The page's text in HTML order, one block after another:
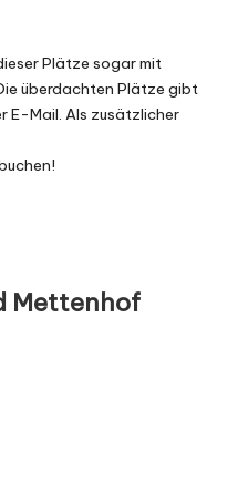
Plätze sogar mit
überdachten Plätze gibt
E-Mail. Als zusätzlicher
Mettenhof